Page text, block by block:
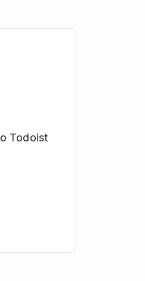
Todoist